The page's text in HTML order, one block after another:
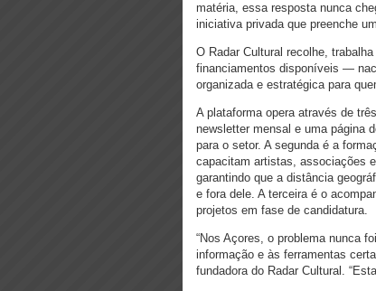
matéria, essa resposta nunca
iniciativa privada que preenche
O Radar Cultural recolhe,
financiamentos disponíveis —
organizada e estratégica para
A plataforma opera através de
newsletter mensal e uma página
para o setor. A segunda é a
capacitam artistas, associações
garantindo que a distância
e fora dele. A terceira é o
projetos em fase de candidatura.
“Nos Açores, o problema nunca
informação e às ferramentas
fundadora do Radar Cultural.